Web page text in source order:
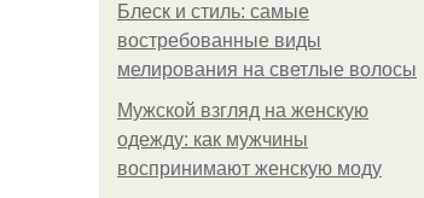
Блеск и стиль: самые
востребованные виды
мелирования на светлые волосы
Мужской взгляд на женскую
одежду: как мужчины
воспринимают женскую моду